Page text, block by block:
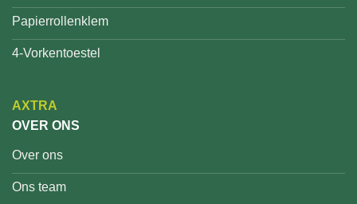
Papierrollenklem
4-Vorkentoestel
AXTRA
OVER ONS
Over ons
Ons team